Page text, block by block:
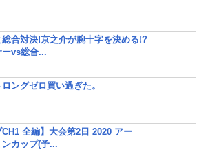
合対決!京之介が腕十字を決める!?
ーvs総合...
ングゼロ買い過ぎた。
CH1 全編】大会第2日 2020 アー
カップ(予...